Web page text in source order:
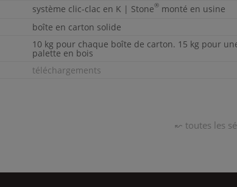
système clic-clac en K | Stone® monté en usine
boîte en carton solide
10 kg pour chaque boîte de carton. 15 kg pour
palette en bois
téléchargements
↜ toutes les